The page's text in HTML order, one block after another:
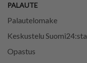
PALAUTE
Palautelomake
Keskustelu Suomi24:sta
Opastus